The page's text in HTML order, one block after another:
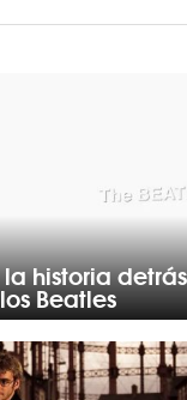
la historia
Beatles